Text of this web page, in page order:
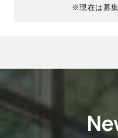
※現在は募